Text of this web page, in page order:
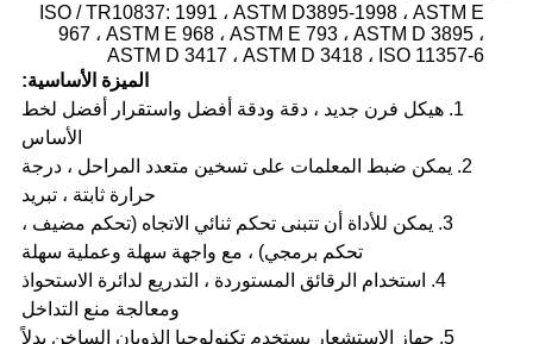
ISO / TR10837: 1991 ، ASTM D3895-1998 ، ASTM E
967 ، ASTM E 968 ، ASTM E 793 ، ASTM D 3895 ،
ASTM D 3417 ، ASTM D 3418 ، ISO 11357-6
الميزة الأساسية:
1. هيكل فرن جديد ، دقة ودقة أفضل واستقرار أفضل لخط
الأساس
2. يمكن ضبط المعلمات على تسخين متعدد المراحل ، درجة
حرارة ثابتة ، تبريد
3. يمكن للأداة أن تتبنى تحكم ثنائي الاتجاه (تحكم مضيف ،
تحكم برمجي) ، مع واجهة سهلة وعملية سهلة
4. استخدام الرقائق المستوردة ، التدريع لدائرة الاستحواذ
ومعالجة منع التداخل
5. جهاز الاستشعار يستخدم تكنولوجيا الذوبان الساخن بدلاً